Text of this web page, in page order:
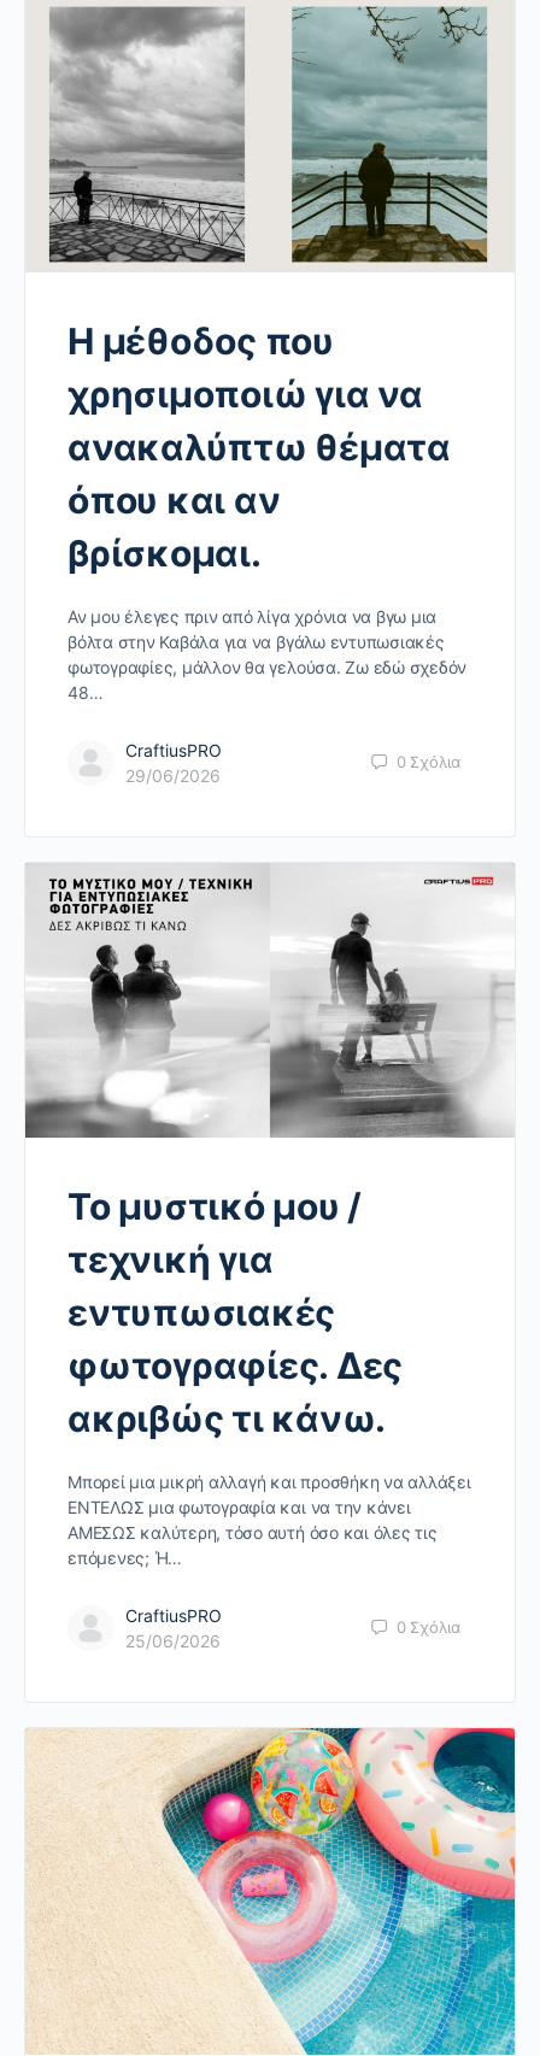
Η μέθοδος που
χρησιμοποιώ για να
ανακαλύπτω θέματα
όπου και αν
βρίσκομαι.
Αν μου έλεγες πριν από λίγα χρόνια να βγω μια
βόλτα στην Καβάλα για να βγάλω εντυπωσιακές
φωτογραφίες, μάλλον θα γελούσα. Ζω εδώ σχεδόν
48…
CraftiusPRO
29/06/2026
0 Σχόλια
Το μυστικό μου /
τεχνική για
εντυπωσιακές
φωτογραφίες. Δες
ακριβώς τι κάνω.
Μπορεί μια μικρή αλλαγή και προσθήκη να αλλάξει
ΕΝΤΕΛΩΣ μια φωτογραφία και να την κάνει
ΑΜΕΣΩΣ καλύτερη, τόσο αυτή όσο και όλες τις
επόμενες; Ή…
CraftiusPRO
25/06/2026
0 Σχόλια